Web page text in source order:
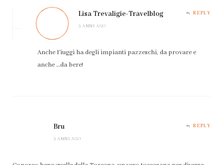
Lisa Trevaligie-Travelblog
3 ANNI AGO
REPLY
Anche Fiuggi ha degli impianti pazzeschi, da provare e
anche …da bere!
Bru
3 ANNI AGO
REPLY